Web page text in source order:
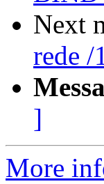
Next
rede /
]
More